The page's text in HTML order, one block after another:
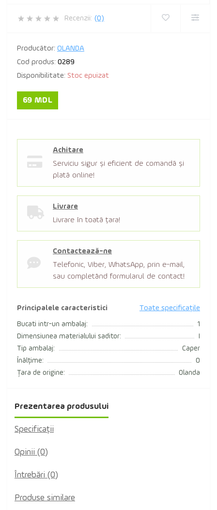
Recenzii: (0)
Producător: OLANDA
Cod produs: 0289
Disponibilitate: Stoc epuizat
69 MDL
Principalele caracteristici Toate specificațile
Bucati intr-un ambalaj:
1
Dimensiunea materialului saditor:
Tip ambalaj:
Caper
Înălțime:
0
Țara de origine:
Olanda
Achitare
Serviciu sigur şi eficient de comandă şi
plată online!
Livrare
Livrare în toată țara!
Contactează-ne
Telefonic, Viber, WhatsApp, prin e-mail,
sau completând formularul de contact!
Prezentarea produsului
Specificaţii
Opinii (0)
Întrebări (0)
Produse similare